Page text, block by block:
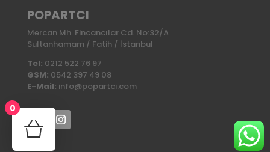
POPARTCI
Mercan Mh. Fincancılar Cd. No:32/A
Sultanhamam / Fatih / İstanbul
Tel: 0212 522 76 97
GSM: 0542 397 49 08
E-Mail: info@popartci.com
0